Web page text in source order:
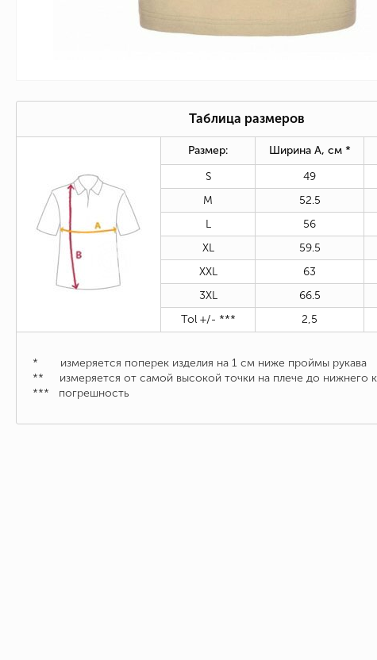
Таблица размеров
Размер: Ширина А, см *
S
49
M
52.5
L
56
XL
59.5
XXL
63
3XL
66.5
Tol +/- ***
2,5
* измеряется поперек изделия на 1 см ниже проймы рукава
** измеряется от самой высокой точки на плече до нижнего
*** погрешность